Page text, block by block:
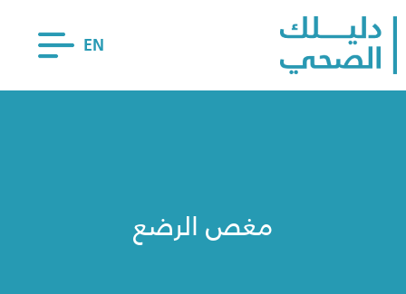
EN
مغص الرضع